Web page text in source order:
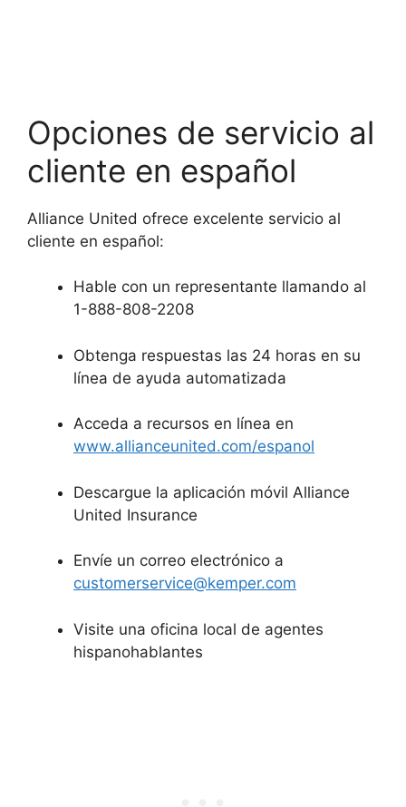
Opciones de servicio al
cliente en español
Alliance United ofrece excelente servicio al
cliente en español:
Hable con un representante llamando al
1-888-808-2208
Obtenga respuestas las 24 horas en su
línea de ayuda automatizada
Acceda a recursos en línea en
www.allianceunited.com/espanol
Descargue la aplicación móvil Alliance
United Insurance
Envíe un correo electrónico a
customerservice@kemper.com
Visite una oficina local de agentes
hispanohablantes